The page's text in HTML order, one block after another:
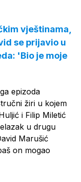
vještinama,
se prijavio u
'Bio je moje
epizoda
žiri u kojem
i Filip Miletić
u drugu
Marušić
on mogao